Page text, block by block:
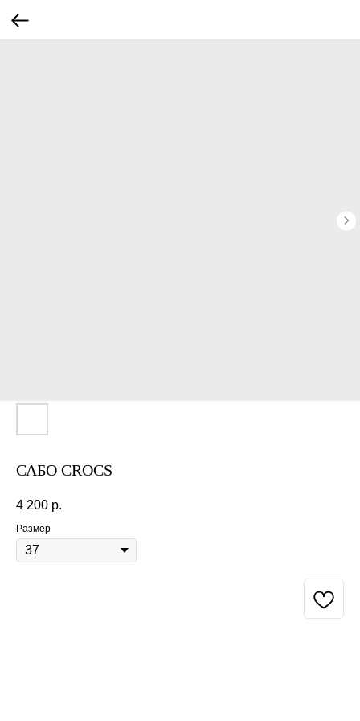
САБО CROCS
4 200 р.
Размер